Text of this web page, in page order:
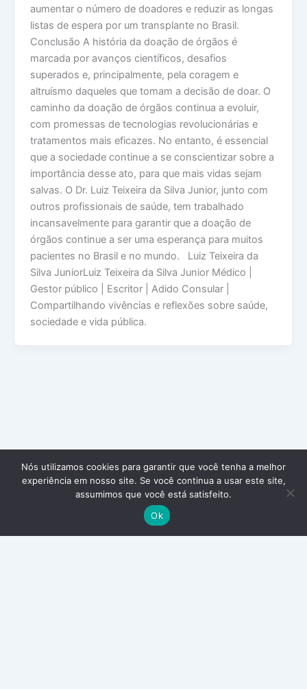
aumentar o número de doadores e reduzir as longas
listas de espera por um transplante no Brasil.
Conclusão A história da doação de órgãos é
marcada por avanços científicos, desafios
superados e, principalmente, pela coragem e
altruísmo daqueles que tomam a decisão de doar. O
caminho da doação de órgãos continua a evoluir,
com promessas de tecnologias revolucionárias e
tratamentos mais eficazes. No entanto, é essencial
que a sociedade continue a se conscientizar sobre a
importância desse ato, para que mais vidas sejam
salvas. O Dr. Luiz Teixeira da Silva Junior, junto com
outros profissionais de saúde, tem trabalhado
incansavelmente para garantir que a doação de
órgãos continue a ser uma esperança para muitos
pacientes no Brasil e no mundo. Luiz Teixeira da
Silva JuniorLuiz Teixeira da Silva Junior Médico |
Gestor público | Escritor | Adido Consular |
Compartilhando vivências e reflexões sobre saúde,
sociedade e vida pública.
Nós utilizamos cookies para garantir que você tenha a melhor
experiência em nosso site. Se você continua a usar este site,
assumimos que você está satisfeito.
Ok